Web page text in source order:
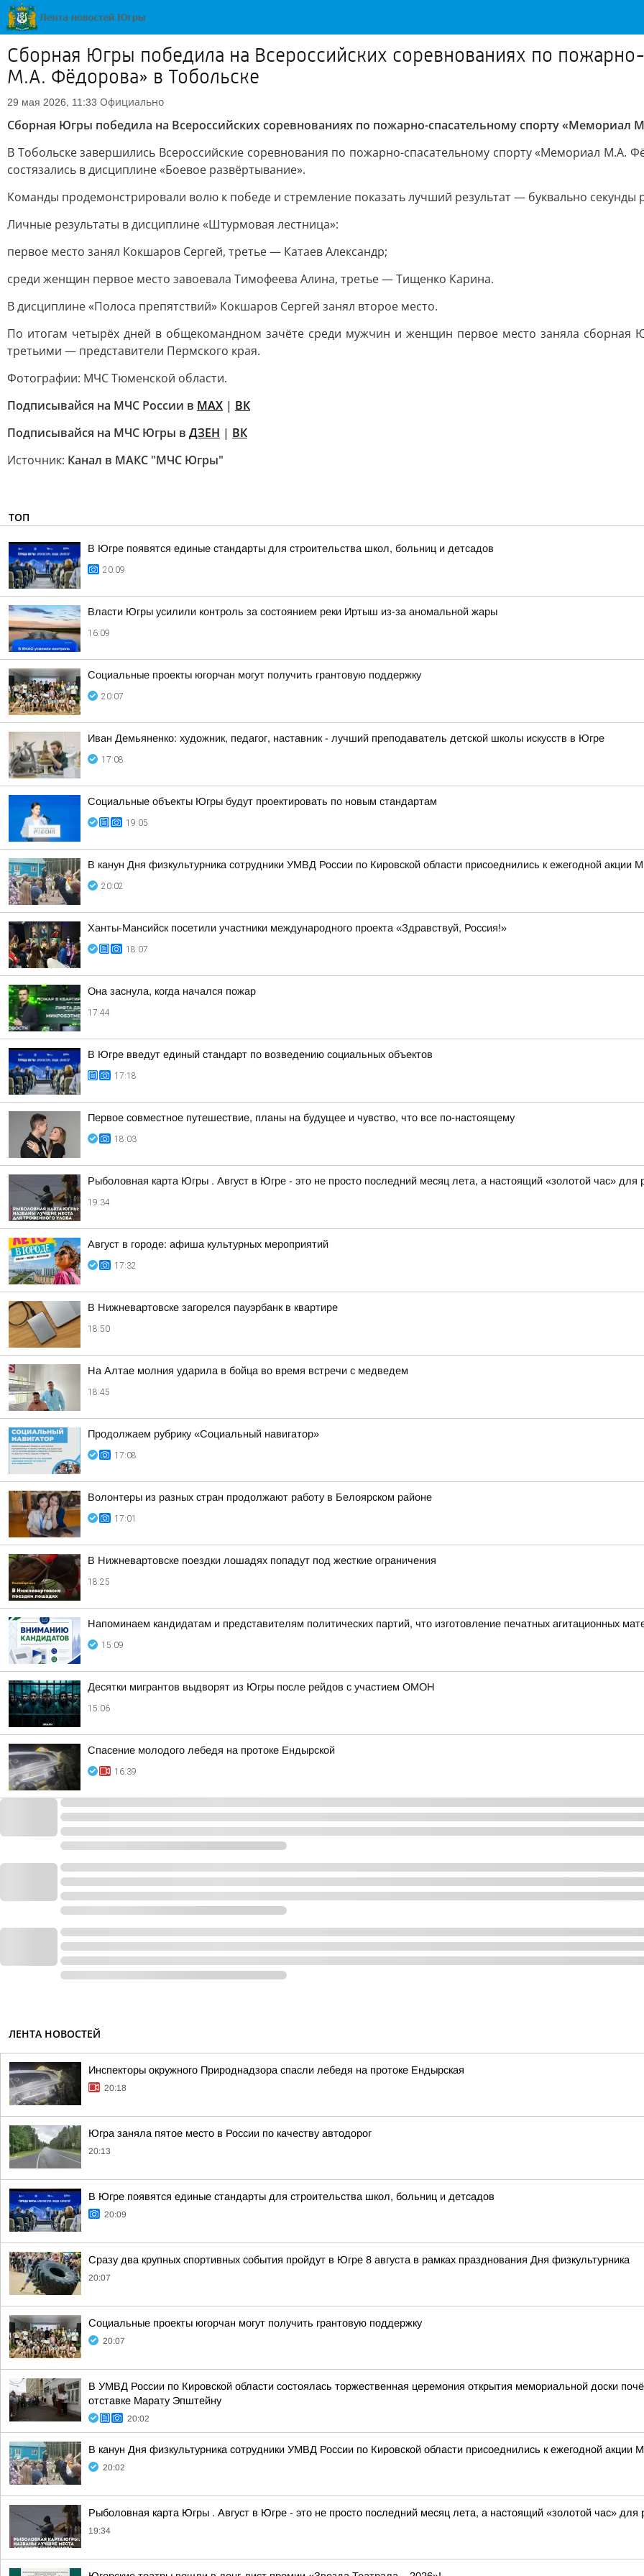
Сборная Югры победила на Всероссийских соревнованиях по
М.А. Фёдорова» в Тобольске
29 мая 2026, 11:33 Официально
Сборная Югры победила на Всероссийских соревнованиях по пожарно-спасательному спорту «Мемориал
В Тобольске завершились Всероссийские соревнования по пожарно-спасательному спорту «Мемориал М.А.
состязались в дисциплине «Боевое развёртывание».
Команды продемонстрировали волю к победе и стремление показать лучший результат — буквально
Личные результаты в дисциплине «Штурмовая лестница»:
первое место занял Кокшаров Сергей, третье — Катаев Александр;
среди женщин первое место завоевала Тимофеева Алина, третье — Тищенко Карина.
В дисциплине «Полоса препятствий» Кокшаров Сергей занял второе место.
По итогам четырёх дней в общекомандном зачёте среди мужчин и женщин первое место заняла сборная
третьими — представители Пермского края.
Фотографии: МЧС Тюменской области.
Подписывайся на МЧС России в MAX | ВК
Подписывайся на МЧС Югры в ДЗЕН | ВК
Источник: Канал в МАКС "МЧС Югры"
ТОП
В Югре появятся единые стандарты для строительства школ, больниц и детсадов
20:09
Власти Югры усилили контроль за состоянием реки Иртыш из-за аномальной жары
16:09
Социальные проекты югорчан могут получить грантовую поддержку
20:07
Иван Демьяненко: художник, педагог, наставник - лучший преподаватель детской школы искусств в Югре
17:08
Социальные объекты Югры будут проектировать по новым стандартам
19:05
В канун Дня физкультурника сотрудники УМВД России по Кировской области присоеднились к ежегодной акции
20:02
Ханты-Мансийск посетили участники международного проекта «Здравствуй, Россия!»
18:07
Она заснула, когда начался пожар
17:44
В Югре введут единый стандарт по возведению социальных объектов
17:18
Первое совместное путешествие, планы на будущее и чувство, что все по-настоящему
18:03
Рыболовная карта Югры . Август в Югре - это не просто последний месяц лета, а настоящий «золотой час» для
19:34
Август в городе: афиша культурных мероприятий
17:32
В Нижневартовске загорелся пауэрбанк в квартире
18:50
На Алтае молния ударила в бойца во время встречи с медведем
18:45
Продолжаем рубрику «Социальный навигатор»
17:08
Волонтеры из разных стран продолжают работу в Белоярском районе
17:01
В Нижневартовске поездки лошадях попадут под жесткие ограничения
18:25
Напоминаем кандидатам и представителям политических партий, что изготовление печатных агитационных
15:09
Десятки мигрантов выдворят из Югры после рейдов с участием ОМОН
15:06
Спасение молодого лебедя на протоке Ендырской
16:39
ЛЕНТА НОВОСТЕЙ
Инспекторы окружного Природнадзора спасли лебедя на протоке Ендырская
20:18
Югра заняла пятое место в России по качеству автодорог
20:13
В Югре появятся единые стандарты для строительства школ, больниц и детсадов
20:09
Сразу два крупных спортивных события пройдут в Югре 8 августа в рамках празднования Дня физкультурника
20:07
Социальные проекты югорчан могут получить грантовую поддержку
20:07
В УМВД России по Кировской области состоялась торжественная церемония открытия мемориальной доски
отставке Марату Эпштейну
20:02
В канун Дня физкультурника сотрудники УМВД России по Кировской области присоеднились к ежегодной
20:02
Рыболовная карта Югры . Август в Югре - это не просто последний месяц лета, а настоящий «золотой час» для
19:34